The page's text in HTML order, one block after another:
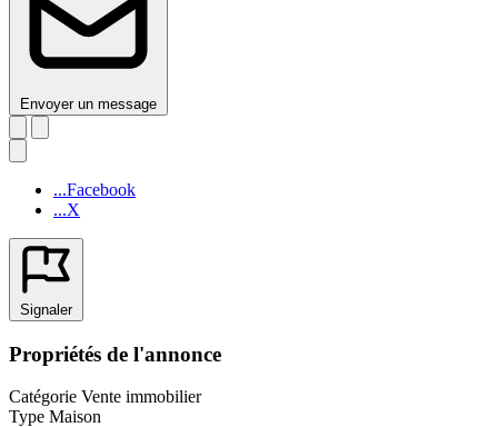
Envoyer un message
...Facebook
...X
Signaler
Propriétés de l'annonce
Catégorie Vente immobilier
Type Maison